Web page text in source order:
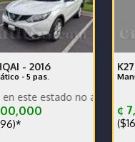
Burmester
- 2016
- 5 pas.
no aparecen con
¢